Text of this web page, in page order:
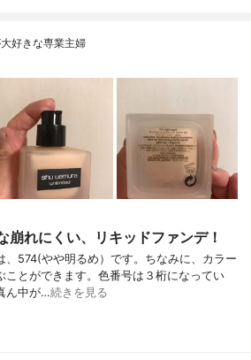
好きな専業主婦
崩れにくい、リキッドファンデ！
、574(やや明るめ）です。ちなみに、カラー
ことができます。色番号は３桁になってい
ん中が…続きを見る